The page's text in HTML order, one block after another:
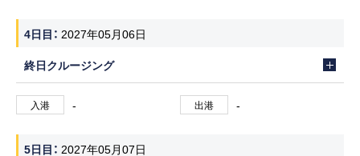
4日目
2027年05月06日
終日クルージング
入港 - 出港 -
5日目
2027年05月07日